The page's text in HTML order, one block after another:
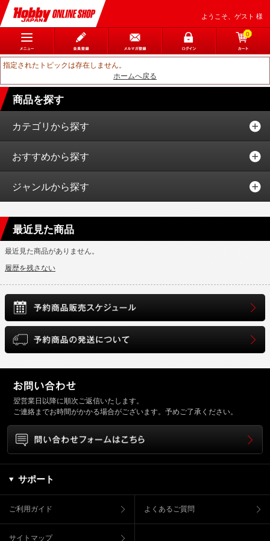
ようこそ、ゲスト 様
0
指定されたトピックは存在しません。
ホームへ戻る
商品を探す
カテゴリから探す
おすすめから探す
ジャンルから探す
最近見た商品
最近見た商品がありません。
履歴を残さない
翌営業日以降に順次ご返信いたします。
ご連絡までお時間がかかる場合がございます。予めご了承ください。
サポート
ご利用ガイド よくあるご質問
サイトマップ